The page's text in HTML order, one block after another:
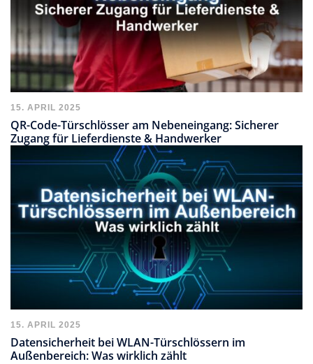
15. APRIL 2025
QR-Code-Türschlösser am Nebeneingang: Sicherer
Zugang für Lieferdienste & Handwerker
15. APRIL 2025
Datensicherheit bei WLAN-Türschlössern im
Außenbereich: Was wirklich zählt